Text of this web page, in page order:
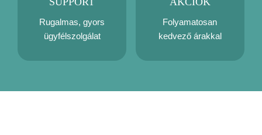
Rugalmas, gyors
ügyfélszolgálat
Folyamatosan
kedvező árakkal